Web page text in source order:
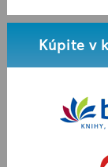
Kúpite v